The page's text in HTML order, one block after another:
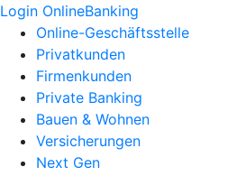
Login OnlineBanking
Online-Geschäftsstelle
Privatkunden
Firmenkunden
Private Banking
Bauen & Wohnen
Versicherungen
Next Gen